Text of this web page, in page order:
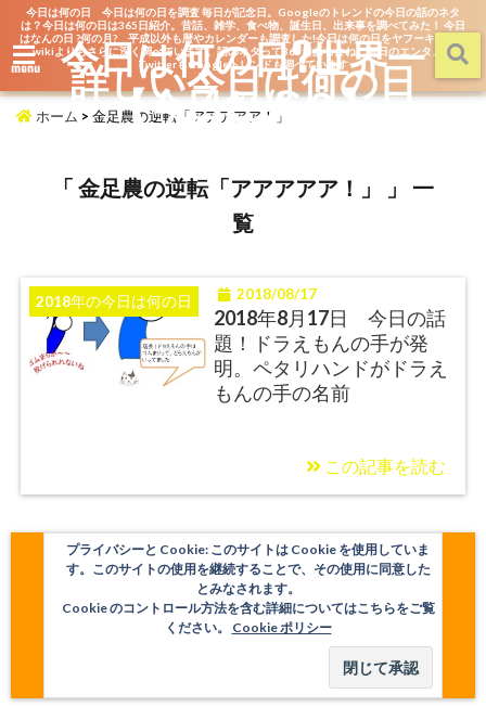
今日は何の日 今日は何の日を調査 毎日が記念日。Googleのトレンドの今日の話のネタ
は？今日は何の日は365日紹介。昔話、雑学、食べ物、誕生日、出来事を調べてみた！ 今日
はなんの日 ?何の月? 平成以外も暦やカレンダーも調査した!今日は何の日をヤフーキッズや
wikiよりもさらに深く調べています。話のネタって365日あるよね。毎日のエンタメを
TwitterもGoogleトレンドも調べています
menu 今日は何の日?世界一
詳しい今日は何の日
【今日なん？】
ホーム > 金足農の逆転「アアアアア！」
「 金足農の逆転「アアアアア！」 」 一
覧
2018年の今日は何の日 2018/08/17
2018年8月17日 今日の話
題！ドラえもんの手が発
明。ペタリハンドがドラえ
もんの手の名前
この記事を読む
プライバシーと Cookie: このサイトは Cookie を使用していま
す。このサイトの使用を継続することで、その使用に同意した
とみなされます。
Cookie のコントロール方法を含む詳細についてはこちらをご覧
ください。 Cookie ポリシー